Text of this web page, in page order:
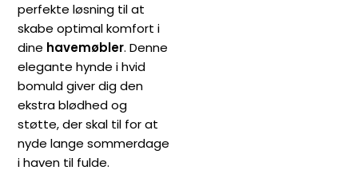
perfekte løsning til at
skabe optimal komfort i
dine havemøbler. Denne
elegante hynde i hvid
bomuld giver dig den
ekstra blødhed og
støtte, der skal til for at
nyde lange sommerdage
i haven til fulde.